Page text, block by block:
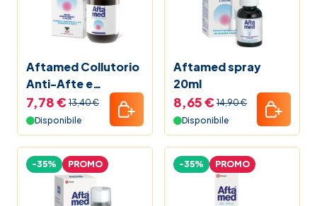
Guide alla salute
Black Friday 2025 Farmacia Soccavo
Pet bestseller
Beauty Shock
Prezzi Shock
Aftamed Collutorio
Anti-Afte e
Stomatiti 150 ml
7,78 € 13,40 €
Disponibile
Aftamed spray
20ml
8,65 € 14,90 €
Disponibile
-35% PROMO -35% PROMO